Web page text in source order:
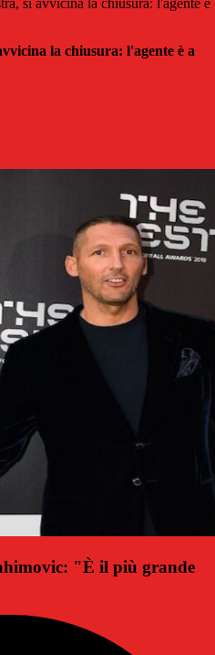
si avvicina la chiusura: l'agente è
la chiusura: l'agente è a
"È il più grande